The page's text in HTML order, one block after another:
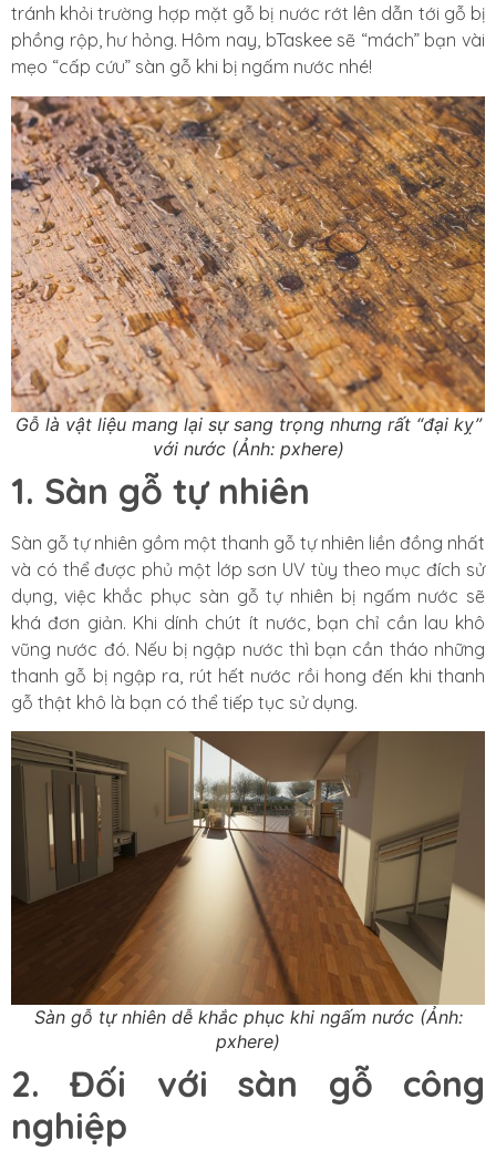
tránh khỏi trường hợp mặt gỗ bị nước rớt lên dẫn tới gỗ bị
phồng rộp, hư hỏng. Hôm nay, bTaskee sẽ “mách” bạn vài
mẹo “cấp cứu” sàn gỗ khi bị ngấm nước nhé!
Gỗ là vật liệu mang lại sự sang trọng nhưng rất “đại kỵ”
với nước (Ảnh: pxhere)
1. Sàn gỗ tự nhiên
Sàn gỗ tự nhiên gồm một thanh gỗ tự nhiên liền đồng nhất
và có thể được phủ một lớp sơn UV tùy theo mục đích sử
dụng, việc khắc phục sàn gỗ tự nhiên bị ngấm nước sẽ
khá đơn giản. Khi dính chút ít nước, bạn chỉ cần lau khô
vũng nước đó. Nếu bị ngập nước thì bạn cần tháo những
thanh gỗ bị ngập ra, rút hết nước rồi hong đến khi thanh
gỗ thật khô là bạn có thể tiếp tục sử dụng.
Sàn gỗ tự nhiên dễ khắc phục khi ngấm nước (Ảnh:
pxhere)
2. Đối với sàn gỗ công
nghiệp